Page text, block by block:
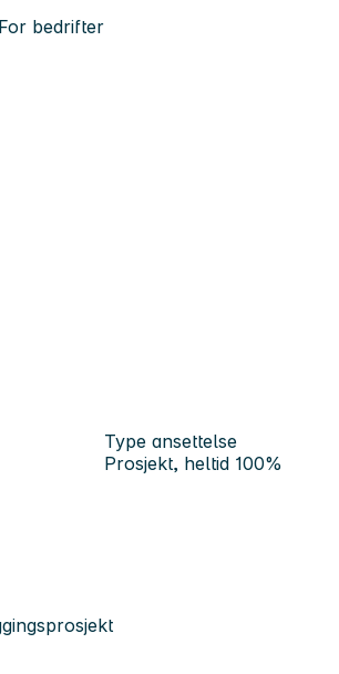
For bedrifter
Type ansettelse
Prosjekt, heltid 100%